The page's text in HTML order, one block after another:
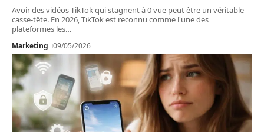
Avoir des vidéos TikTok qui stagnent à 0 vue peut être un véritable
casse-tête. En 2026, TikTok est reconnu comme l'une des
plateformes les…
Marketing 09/05/2026